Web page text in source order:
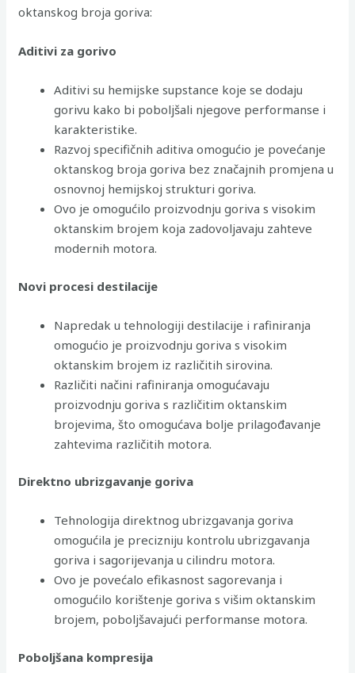
oktanskog broja goriva:
Aditivi za gorivo
Aditivi su hemijske supstance koje se dodaju
gorivu kako bi poboljšali njegove performanse i
karakteristike.
Razvoj specifičnih aditiva omogućio je povećanje
oktanskog broja goriva bez značajnih promjena u
osnovnoj hemijskoj strukturi goriva.
Ovo je omogućilo proizvodnju goriva s visokim
oktanskim brojem koja zadovoljavaju zahteve
modernih motora.
Novi procesi destilacije
Napredak u tehnologiji destilacije i rafiniranja
omogućio je proizvodnju goriva s visokim
oktanskim brojem iz različitih sirovina.
Različiti načini rafiniranja omogućavaju
proizvodnju goriva s različitim oktanskim
brojevima, što omogućava bolje prilagođavanje
zahtevima različitih motora.
Direktno ubrizgavanje goriva
Tehnologija direktnog ubrizgavanja goriva
omogućila je precizniju kontrolu ubrizgavanja
goriva i sagorijevanja u cilindru motora.
Ovo je povećalo efikasnost sagorevanja i
omogućilo korištenje goriva s višim oktanskim
brojem, poboljšavajući performanse motora.
Poboljšana kompresija